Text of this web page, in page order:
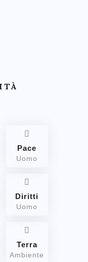
Pace
Uomo
Diritti
Uomo
Terra
Ambiente